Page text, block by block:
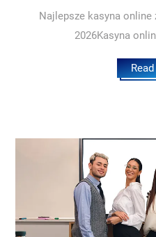
Najlepsze kasyna
2026Kasyna